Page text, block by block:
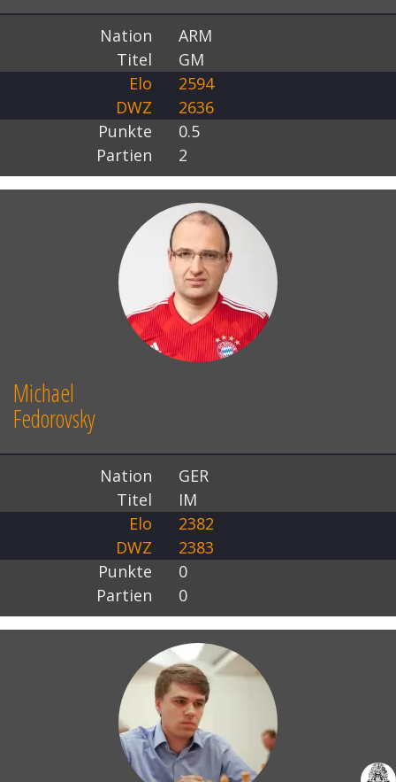
Nation
ARM
Titel
GM
Elo
2594
DWZ
2636
Punkte
0.5
Partien
2
Michael
Fedorovsky
Nation
GER
Titel
IM
Elo
2382
DWZ
2383
Punkte
0
Partien
0